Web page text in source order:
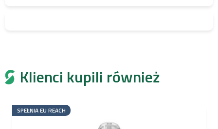
Klienci kupili również
SPEŁNIA EU REACH